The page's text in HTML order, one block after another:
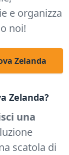
e organizza
noi!
Zelanda
Zelanda?
una
scatola di